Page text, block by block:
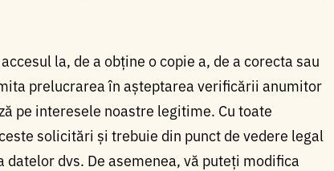
la, de a obține o copie a, de a corecta sau
prelucrarea în așteptarea verificării anumitor
pe interesele noastre legitime. Cu toate
solicitări și trebuie din punct de vedere legal
dvs. De asemenea, vă puteți modifica